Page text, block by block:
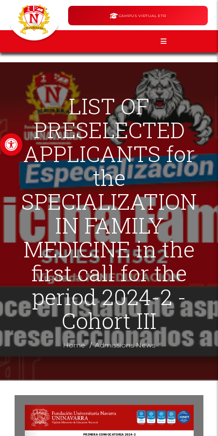
Open toolbar
CAMPUS VIRTUAL ETR
LIST OF
PRESELECTED
APPLICANTS for
the
SPECIALIZATION
IN FAMILY
MEDICINE in the
first call for the
period 2024-2 -
Cohort III
Home/Admissions News